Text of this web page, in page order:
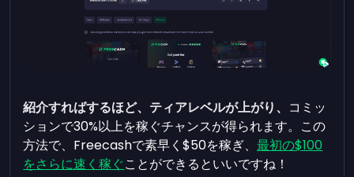
紹介すればするほど、ティアレベルが上がり、 コミッ
ションで30%以上を稼ぐチャンスが得られます。この
方法で、Freecashで素早く$50を稼ぎ、最初の$100
をさらに速く稼ぐことができるといいですね！